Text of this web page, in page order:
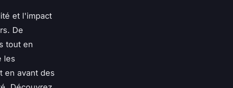
et l'impact
De
tout en
les
en avant des